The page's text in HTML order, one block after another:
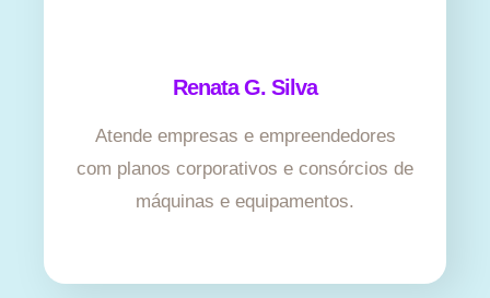
Renata G. Silva
Atende empresas e empreendedores
com planos corporativos e consórcios de
máquinas e equipamentos.